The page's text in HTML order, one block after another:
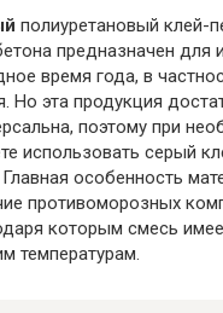
полиуретановый клей-
предназначен для
время года, в
Но эта продукция
поэтому при
использовать серый
особенность
противоморозных
которым смесь
температурам.